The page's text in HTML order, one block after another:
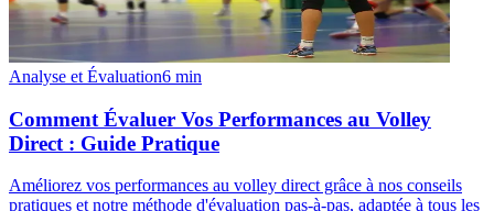
Analyse et Évaluation6 min
Comment Évaluer Vos Performances au Volley
Direct : Guide Pratique
Améliorez vos performances au volley direct grâce à nos conseils
pratiques et notre méthode d'évaluation pas-à-pas, adaptée à tous les